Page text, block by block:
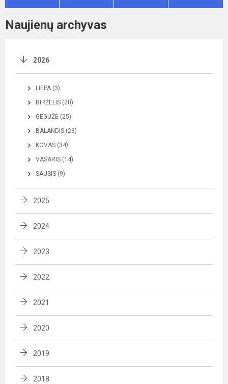
Naujienų archyvas
2026
LIEPA (3)
BIRŽELIS (20)
GEGUŽĖ (25)
BALANDIS (23)
KOVAS (34)
VASARIS (14)
SAUSIS (9)
2025
2024
2023
2022
2021
2020
2019
2018